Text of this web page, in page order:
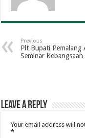
Previous
Plt Bupati Pemalang
Seminar
Leave a Reply
Your email address will
*